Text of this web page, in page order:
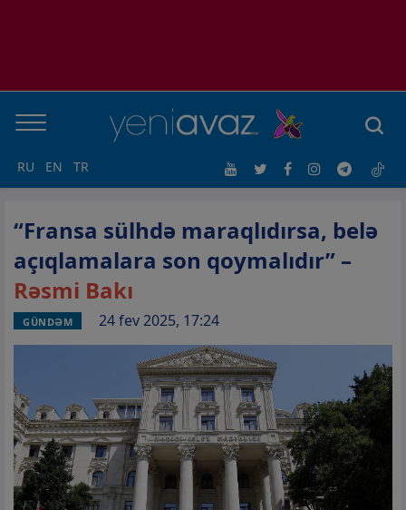
RU EN TR
“Fransa sülhdə maraqlıdırsa, belə
açıqlamalara son qoymalıdır” –
Rəsmi Bakı
GÜNDƏM 24 fev 2025, 17:24